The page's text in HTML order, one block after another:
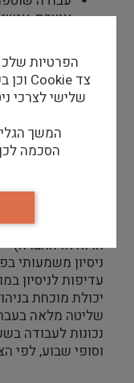
אוצרת, אנשי
החינוך –
תנועות
פיתוח תכנים
והובלת
עיצוב
נוער,
תואר ראשון
הרוח או החברה)
ניסיון משמעותי
עדיפות לניסיון
יכולת מוכחת
שליטה מלאה
נכונות לעבודה
וסופי שבוע, לפי
הפרטיות
שלישי לצרכי
המשך
הסכמה